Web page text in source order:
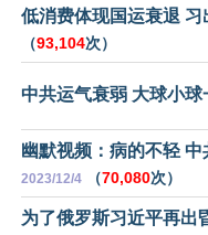
低消费体现国运衰退
（93,104次）
中共运气衰弱 大球小球
幽默视频：病的不轻
2023/12/4 （70,080次）
为了俄罗斯习近平再出